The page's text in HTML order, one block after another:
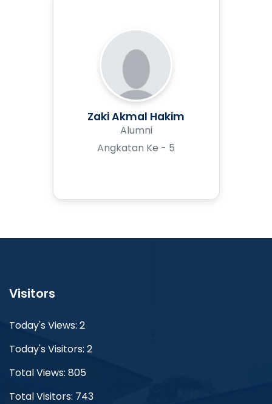
Zaki Akmal Hakim
Alumni
Angkatan Ke - 5
Visitors
Today's Views: 2
Today's Visitors: 2
Total Views: 805
Total Visitors: 743